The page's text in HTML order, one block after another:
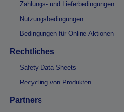
Zahlungs- und Lieferbedingungen
Nutzungsbedingungen
Bedingungen für Online-Aktionen
Rechtliches
Safety Data Sheets
Recycling von Produkten
Partners